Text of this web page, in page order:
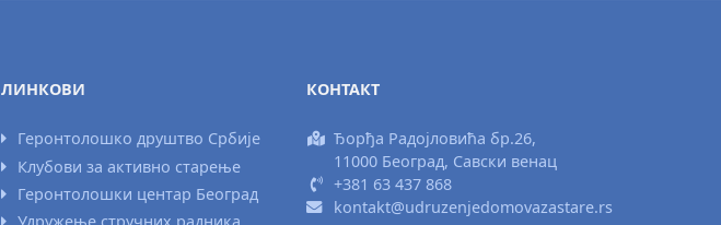
ЛИНКОВИ
Геронтолошко друштво Србије
Клубови за активно старење
Геронтолошки центар Београд
КОНТАКТ
Ђорђа Радојловића бр.26,
11000 Београд, Савски венац
+381 63 437 868
kontakt@udruzenjedomovazastare.rs